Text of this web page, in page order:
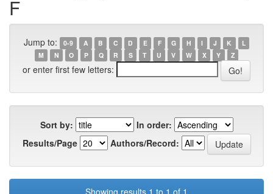
F
Jump to: 0-9 A B C D E F G H I J K
L
M
N O P Q R S T U V W X Y Z
or enter first few letters:
Sort by:
In order:
Results/Page
Authors/Record:
Showing results 1 to 1 of 1